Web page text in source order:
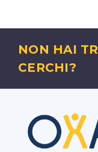
NON HAI
CERCHI?